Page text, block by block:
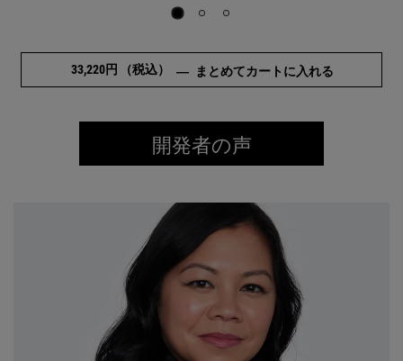
33,220円 （税込） ― まとめてカートに入れる
開発者の声